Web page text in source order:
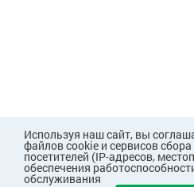
Используя наш сайт, вы
файлов cookie и сервисов
посетителей (IP-адресов,
обеспечения
обслуживания